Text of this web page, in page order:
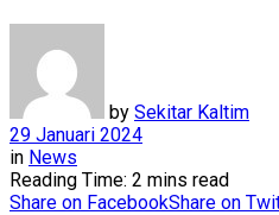
by Sekitar Kaltim
29 Januari 2024
in News
Reading Time: 2 mins read
Share on FacebookShare on